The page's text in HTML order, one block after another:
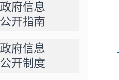
政府信息
公开指南
政府信息
公开制度